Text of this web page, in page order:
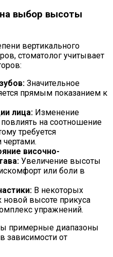
выбор высоты
вертикального
стоматолог учитывает
Значительное
прямым показанием к
лица: Изменение
на соотношение
требуется
височно-
Увеличение высоты
или боли в
В некоторых
новой высоте прикуса
упражнений.
примерные диапазоны
зависимости от